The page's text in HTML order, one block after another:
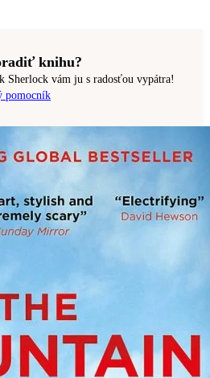
knihu?
Sherlock vám ju s radosťou vypátra!
pomocník